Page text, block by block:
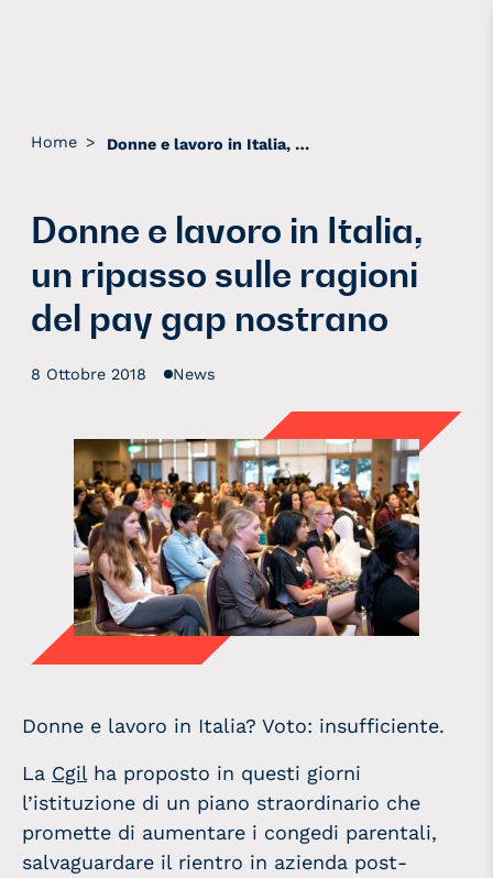
Home > Donne e lavoro in Italia, un ripasso sulle ragioni del pay gap nostrano
Donne e lavoro in Italia,
un ripasso sulle ragioni
del pay gap nostrano
8 Ottobre 2018 News
Donne e lavoro in Italia? Voto: insufficiente.
La Cgil ha proposto in questi giorni
l’istituzione di un piano straordinario che
promette di aumentare i congedi parentali,
salvaguardare il rientro in azienda post-